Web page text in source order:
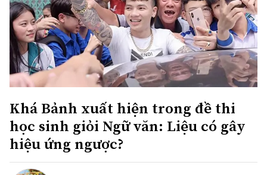
Khá Bảnh xuất hiện trong đề thi
học sinh giỏi Ngữ văn: Liệu có gây
hiệu ứng ngược?